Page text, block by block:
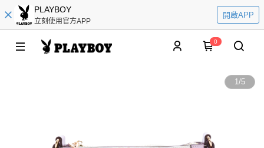
PLAYBOY
立刻使用官方APP
開啟APP
0
1/5